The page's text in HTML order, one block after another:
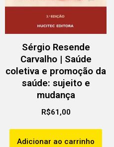
Sérgio Resende
Carvalho | Saúde
coletiva e promoção da
saúde: sujeito e
mudança
R$61,00
Adicionar ao carrinho